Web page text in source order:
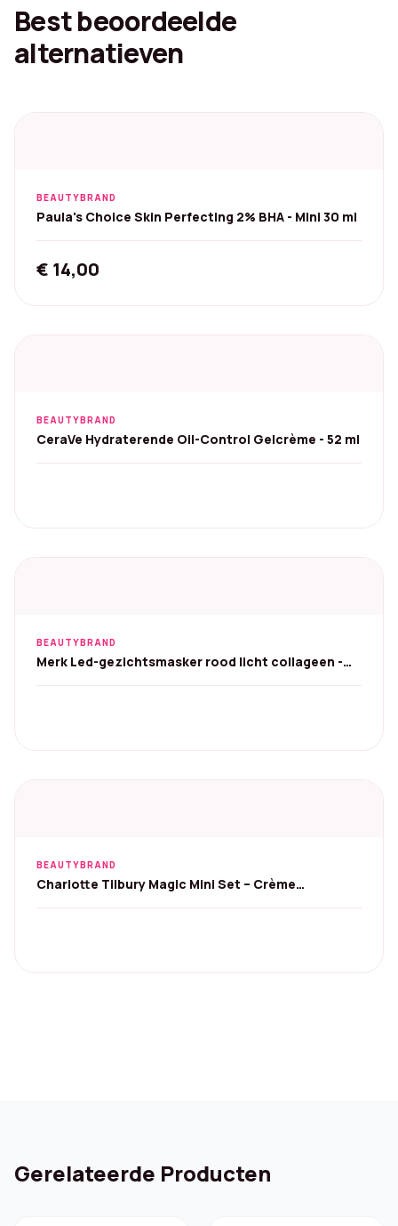
Best beoordeelde
alternatieven
BEAUTYBRAND
Paula's Choice Skin Perfecting 2% BHA - Mini 30 ml
€ 14,00
BEAUTYBRAND
CeraVe Hydraterende Oil-Control Gelcrème - 52 ml
BEAUTYBRAND
Merk Led-gezichtsmasker rood licht collageen -
BEAUTYBRAND
Charlotte Tilbury Magic Mini Set – Crème
Gerelateerde Producten